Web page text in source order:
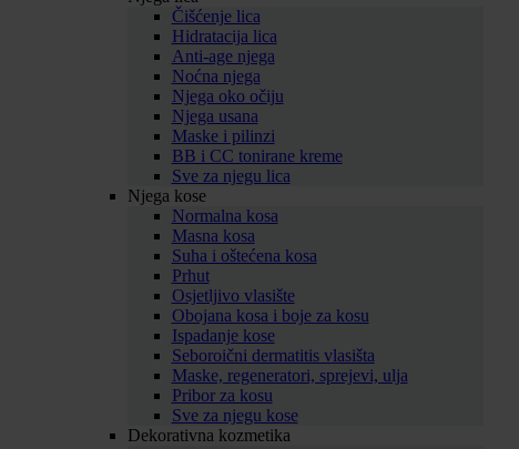
Čišćenje lica
Hidratacija lica
Anti-age njega
Noćna njega
Njega oko očiju
Njega usana
Maske i pilinzi
BB i CC tonirane kreme
Sve za njegu lica
Njega kose
Normalna kosa
Masna kosa
Suha i oštećena kosa
Prhut
Osjetljivo vlasište
Obojana kosa i boje za kosu
Ispadanje kose
Seboroični dermatitis vlasišta
Maske, regeneratori, sprejevi, ulja
Pribor za kosu
Sve za njegu kose
Dekorativna kozmetika